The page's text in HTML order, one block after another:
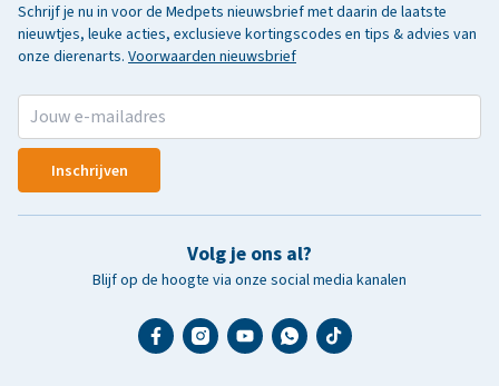
Schrijf je nu in voor de Medpets nieuwsbrief met daarin de laatste
nieuwtjes, leuke acties, exclusieve kortingscodes en tips & advies van
onze dierenarts. Voorwaarden nieuwsbrief
Inschrijven
Volg je ons al?
Blijf op de hoogte via onze social media kanalen